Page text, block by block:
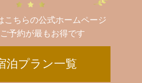
こちらの公式ホームページ
予約が最もお得です
泊プラン一覧